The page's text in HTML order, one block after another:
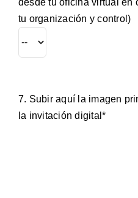
desde tu oficina virtual en
tu organización y control)
7. Subir aquí la imagen
la invitación digital*